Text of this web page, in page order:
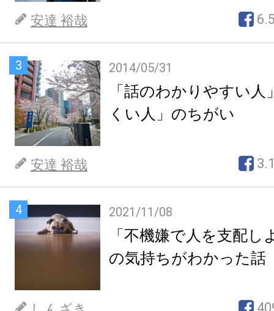
安達 裕哉
3 2014/05/31
「話のわかりやすい
くい人」のちがい
安達 裕哉
4 2021/11/08
「不機嫌で人を支配し
の気持ちがわかった話